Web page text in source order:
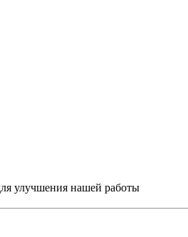
улучшения нашей работы